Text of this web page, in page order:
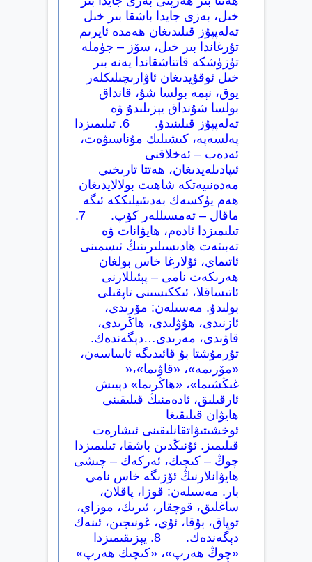
خىل، بەزى جايدا باشقا بىر خىل
تەلەپپۇز قىلىدىغان ھەمدە ئايرىم
تۇرغاندا بىر خىل، سۆز – جۈملە
تۈزۈشكە قاتناشقاندا يەنە بىر
خىل ئوقۇيدىغان ئاۋارىچىلىكلەر
يوق، نېمە بولسا شۇ، قانداق
بولسا شۇنداق يېزىلىدۇ ۋە
تەلەپپۇز قىلىنىدۇ. 6. تىلىمىزدا
پەلسەپە، كىشىلىك مۇناسىۋەت،
ئەدەب – ئەخلاقنى
ئىپادىلەيدىغان، ھەتتا تارىخىي
مەدەنىيەتكە شاھىت بولالايدىغان
ھەم يۈكسەك بەدىئىيلىككە ئىگە
ماقال – تەمسىللەر كۆپ. 7.
تىلىمىزدا ئادەم، ھايۋانات ۋە
تەبىئەت ھادىسىلىرىنىڭ ئىسمىنى
ئاتىماي، ئۇلارغا خاس بولغان
ھەرىكەت نامى – پېئىللارنى
ئاتىساقلا، ئىككىسىنى تاپقىلى
بولىدۇ. مەسىلەن: مۆرىدى،
ئازنىدى، ھۇۋلىدى، ھاڭرىدى،
قاۋىدى، مەرىدى…دېگەندەك.
تۇرمۇشتا بۇ قائىدىگە ئاساسەن،
«مۆرىمە»، «قاۋىما»،«
غىڭشىما»، «ھاڭرىما» دېيىش
ئارقىلىق، ئادەمنىڭ قىلىقىنى
ھايۋان قىلىقىغا
ئوخشىتىۋاتقانلىقىنى ئىشارەت
قىلىمىز. ئۇنىڭدىن باشقا، تىلىمىزدا
چوڭ – كىچىك، ئەركەك – چىشى
ھايۋانلارنىڭ ئۆزىگە خاس نامى
بار. مەسىلەن: قوزا، پاقلان،
ساغلىق، قوچقار، ئىرىك، موزاي،
توپاق، بۇقا، ئۇي، غونىجىن، ئىنەك
دېگەندەك. 8. يېزىقىمىزدا
«چوڭ ھەرپ»، «كىچىك ھەرپ»